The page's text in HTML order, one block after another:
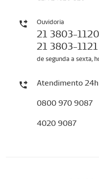
Ouvidoria
21 3803-1120
21 3803-1121
de segunda a sexta,
Atendimento 24h
0800 970 9087
4020 9087